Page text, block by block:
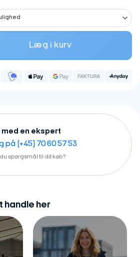
Læg i kurv
med en ekspert
på (+45) 70 60 57 53
spørgsmål til dit køb?
handle her